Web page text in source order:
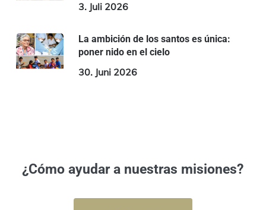
3. Juli 2026
La ambición de los santos es única:
poner nido en el cielo
30. Juni 2026
¿Cómo ayudar a nuestras misiones?